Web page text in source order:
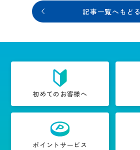
記事一覧へもどる
初めてのお客様へ
ポイントサービス